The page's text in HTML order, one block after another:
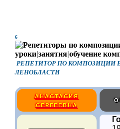
6
РЕПЕТИТОР ПО КОМПОЗИЦИИ
ЛЕНОБЛАСТИ
АНАСТАСИЯ
СЕРГЕЕВНА